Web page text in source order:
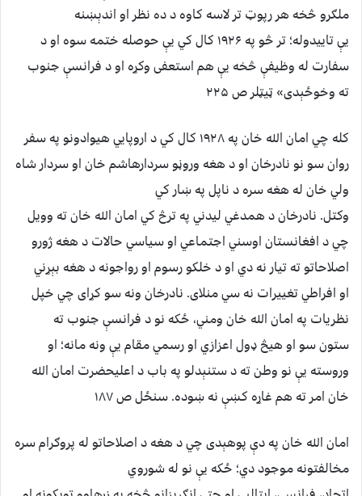
ملګرو څخه هر رپوټ تر لاسه کاوه د ده نظر او اندېښنه
یې تاییدوله؛ تر څو په ۱۹۲۶ کال کي یې حوصله ختمه سوه او د
سفارت له وظیفې څخه یې هم استعفی وکړه او د فرانسې جنوب
ته وخوځېدی» ټیټلر ص ۲۲۵
کله چي امان الله خان په ۱۹۲۸ کال کي د اروپايي هیوادونو په سفر
روان سو نو نادرخان او د هغه وروڼو سردارهاشم خان او سردار شاه
ولي خان له هغه سره د ناپل په ښار کي
وکتل. نادرخان د همدغي لیدني په ترڅ کي امان الله خان ته وویل
چي د افغانستان اوسني اجتماعي او سیاسي حالات د هغه ژورو
اصلاحاتو ته تیار نه دي او د خلکو رسوم او رواجونه د هغه بېړني
او افراطي تغییرات نه سي منلای. نادرخان ونه سو کړای چي خپل
نظریات په امان الله خان ومني، ځکه نو د فرانسې جنوب ته
ستون سو او هیڅ ډول اعزازي او رسمي مقام یې ونه مانه؛ او
وروسته یې نو وطن ته د ستنېدلو په باب د اعلیحضرت امان الله
خان امر ته هم غاړه کښې نه ښوده. سنځل ص ۱۸۷
امان الله خان په دې پوهېدی چي د هغه د اصلاحاتو له پروګرام سره
مخالفتونه موجود دي؛ ځکه یې نو له شوروي